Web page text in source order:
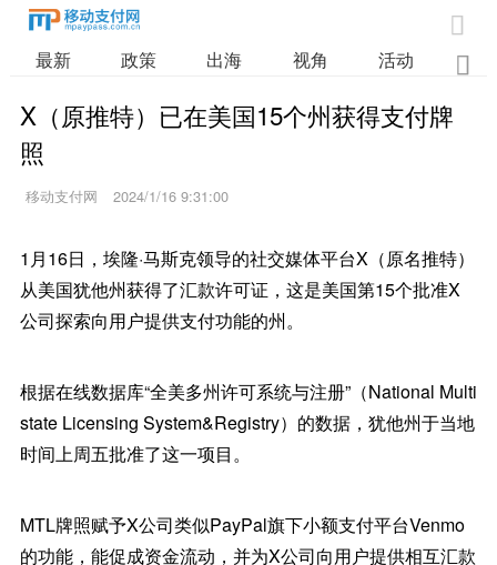

最新 政策 出海 视角 活动 业

X（原推特）已在美国15个州获得支付牌
照
移动支付网 2024/1/16 9:31:00
1月16日，埃隆·马斯克领导的社交媒体平台X（原名推特）
从美国犹他州获得了汇款许可证，这是美国第15个批准X
公司探索向用户提供支付功能的州。
根据在线数据库“全美多州许可系统与注册”（National Multi
state Licensing System&Registry）的数据，犹他州于当地
时间上周五批准了这一项目。
MTL牌照赋予X公司类似PayPal旗下小额支付平台Venmo
的功能，能促成资金流动，并为X公司向用户提供相互汇款